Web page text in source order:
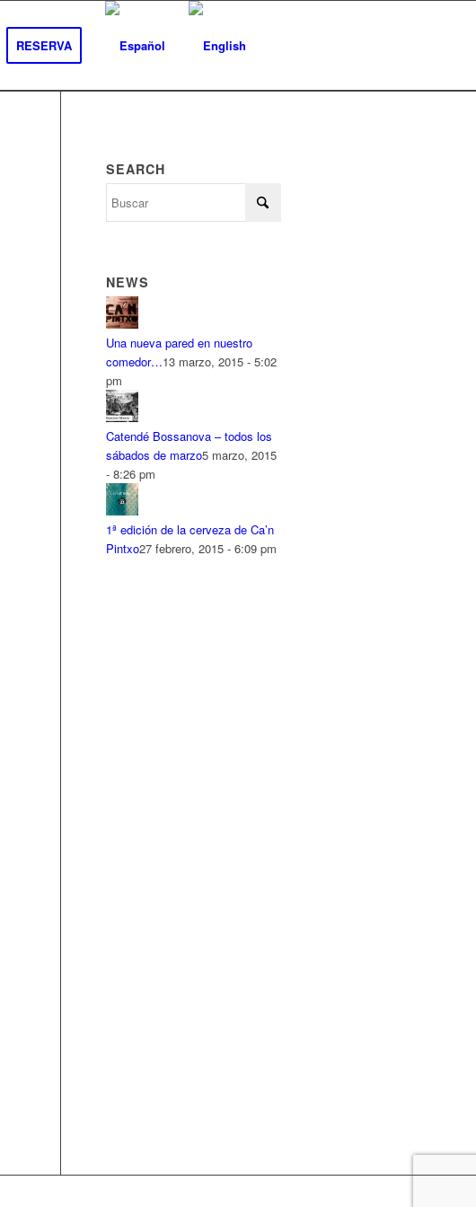
RESERVA
SEARCH
NEWS
Una nueva pared en nuestro
comedor…13 marzo, 2015 - 5:02
pm
Catendé Bossanova – todos los
sábados de marzo5 marzo, 2015
- 8:26 pm
1ª edición de la cerveza de Ca’n
Pintxo27 febrero, 2015 - 6:09 pm